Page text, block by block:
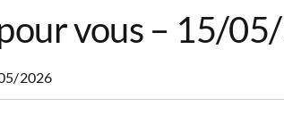
pour vous – 15/
2026